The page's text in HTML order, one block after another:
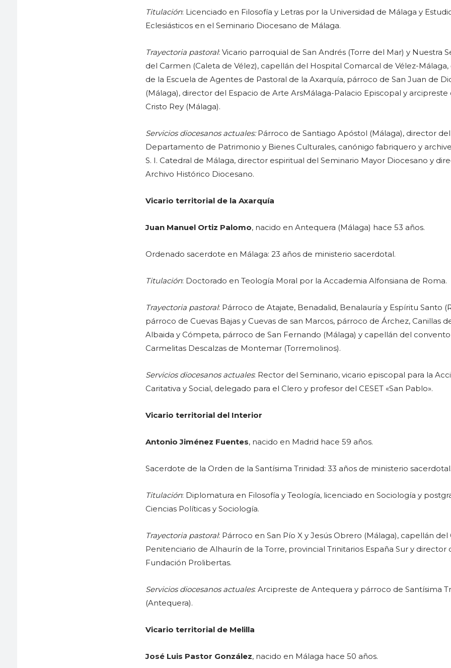
Titulación: Licenciado en Filosofía y Letras por la Universidad de Málaga y
Eclesiásticos en el Seminario Diocesano de Málaga.
Trayectoria pastoral: Vicario parroquial de San Andrés (Torre del Mar) y Nuestra
del Carmen (Caleta de Vélez), capellán del Hospital Comarcal de Vélez-
de la Escuela de Agentes de Pastoral de la Axarquía, párroco de San Juan de
(Málaga), director del Espacio de Arte ArsMálaga-Palacio Episcopal y arcipreste
Cristo Rey (Málaga).
Servicios diocesanos actuales:Párroco de Santiago Apóstol (Málaga), director del
Departamento de Patrimonio y Bienes Culturales, canónigo fabriquero y
S. I. Catedral de Málaga, director espiritual del Seminario Mayor Diocesano y
Archivo Histórico Diocesano.
Vicario territorial de la Axarquía
Juan Manuel Ortiz Palomo, nacido en Antequera (Málaga) hace 53 años.
Ordenado sacerdote en Málaga: 23 años de ministerio sacerdotal.
Titulación: Doctorado en Teología Moral por la Accademia Alfonsiana de Roma.
Trayectoria pastoral: Párroco de Atajate, Benadalid, Benalauría y Espíritu Santo
párroco de Cuevas Bajas y Cuevas de san Marcos, párroco de Árchez, Canillas
Albaida y Cómpeta, párroco de San Fernando (Málaga) y capellán del
Carmelitas Descalzas de Montemar (Torremolinos).
Servicios diocesanos actuales: Rector del Seminario, vicario episcopal para la
Caritativa y Social, delegado para el Clero y profesor del CESET «San Pablo».
Vicario territorial del Interior
Antonio Jiménez Fuentes, nacido en Madrid hace 59 años.
Sacerdote de la Orden de la Santísima Trinidad: 33 años de ministerio sacerdotal.
Titulación: Diplomatura en Filosofía y Teología, licenciado en Sociología y
Ciencias Políticas y Sociología.
Trayectoria pastoral: Párroco en San Pío X y Jesús Obrero (Málaga), capellán del
Penitenciario de Alhaurín de la Torre, provincial Trinitarios España Sur y director
Fundación Prolibertas.
Servicios diocesanos actuales: Arcipreste de Antequera y párroco de Santísima
(Antequera).
Vicario territorial de Melilla
José Luis Pastor González, nacido en Málaga hace 50 años.